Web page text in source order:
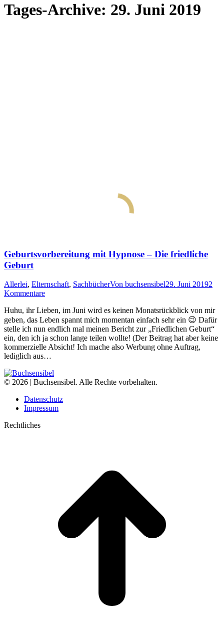
Tages-Archive: 29. Juni 2019
Geburtsvorbereitung mit Hypnose – Die friedliche
Geburt
Allerlei, Elternschaft, SachbücherVon buchsensibel29. Juni 20192
Kommentare
Huhu, ihr Lieben, im Juni wird es keinen Monatsrückblick von mir
geben, das Leben spannt mich momentan einfach sehr ein 😉 Dafür
stelle ich nun endlich mal meinen Bericht zur „Friedlichen Geburt“
ein, den ich ja schon lange teilen wollte! (Der Beitrag hat aber keine
kommerzielle Absicht! Ich mache also Werbung ohne Auftrag,
lediglich aus…
© 2026 | Buchsensibel. Alle Rechte vorbehalten.
Datenschutz
Impressum
Rechtliches